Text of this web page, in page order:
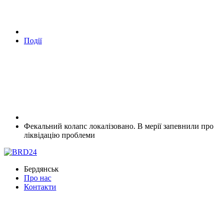
Події
Фекальний колапс локалізовано. В мерії запевнили про
ліквідацію проблеми
Бердянськ
Про нас
Контакти